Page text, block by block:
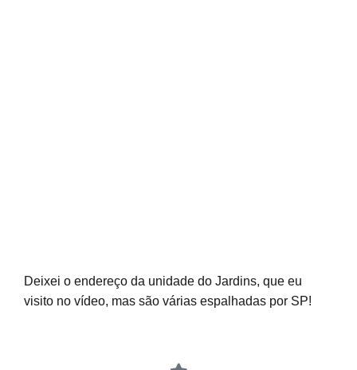
Deixei o endereço da unidade do Jardins, que eu
visito no vídeo, mas são várias espalhadas por SP!